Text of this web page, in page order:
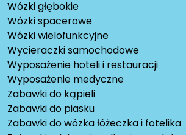
Wózki głębokie
Wózki spacerowe
Wózki wielofunkcyjne
Wycieraczki samochodowe
Wyposażenie hoteli i restauracji
Wyposażenie medyczne
Zabawki do kąpieli
Zabawki do piasku
Zabawki do wózka łóżeczka i fotelika